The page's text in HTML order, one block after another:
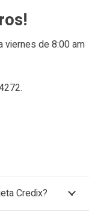
viernes de 8:00 am
Credix?